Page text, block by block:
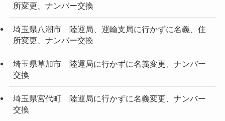
所変更、ナンバー交換
埼玉県八潮市 陸運局、運輸支局に行かずに名義、住
所変更、ナンバー交換
埼玉県草加市 陸運局に行かずに名義変更、ナンバー
交換
埼玉県宮代町 陸運局に行かずに名義変更、ナンバー
交換